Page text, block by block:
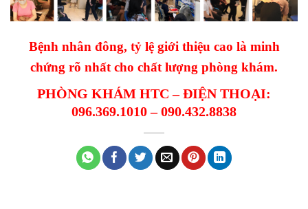
Bệnh nhân đông, tỷ lệ giới thiệu cao là minh
chứng rõ nhất cho chất lượng phòng khám.
PHÒNG KHÁM HTC – ĐIỆN THOẠI:
096.369.1010 – 090.432.8838